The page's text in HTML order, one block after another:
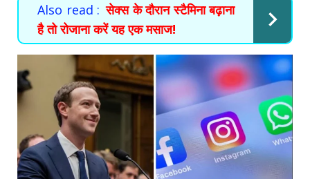
Also read : सेक्स के दौरान स्टैमिना बढ़ाना
है तो रोजाना करें यह एक मसाज!